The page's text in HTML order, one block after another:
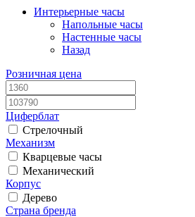
Интерьерные часы
Напольные часы
Настенные часы
Назад
Розничная цена
Циферблат
Стрелочный
Механизм
Кварцевые часы
Механический
Корпус
Дерево
Страна бренда